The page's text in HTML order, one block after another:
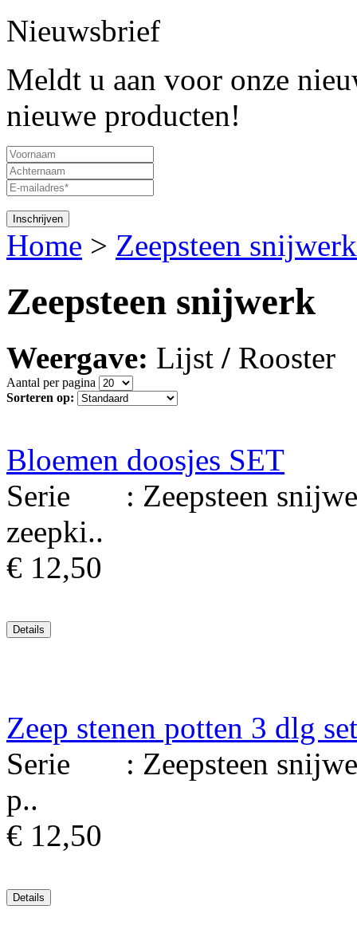
Nieuwsbrief
Meldt u aan voor onze
nieuwe producten!
Home > Zeepsteen snijwerk
Zeepsteen snijwerk
Weergave: Lijst / Rooster
Aantal per pagina
Sorteren op:
Bloemen doosjes SET
Serie : Zeepsteen
zeepki..
€ 12,50
Zeep stenen potten 3 dlg
Serie : Zeepsteen
p..
€ 12,50